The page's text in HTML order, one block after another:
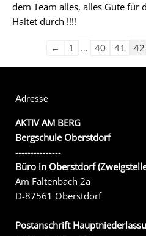
dem Team alles, alles Gute für
Haltet durch !!!!
← 1 … 40 41 42
Adresse
AKTIV AM BERG
Bergschule Oberstdorf
---------------
Büro in Oberstdorf
Am Faltenbach 2a
D-87561 Oberstdorf
Postanschrift